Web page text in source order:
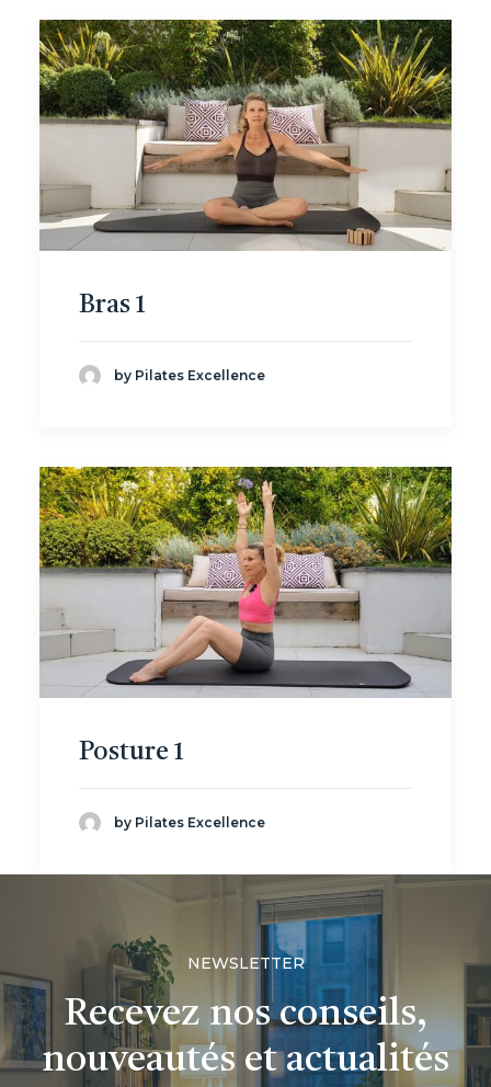
Bras 1
by Pilates Excellence
Posture 1
by Pilates Excellence
NEWSLETTER
Recevez nos conseils,
nouveautés et actualités